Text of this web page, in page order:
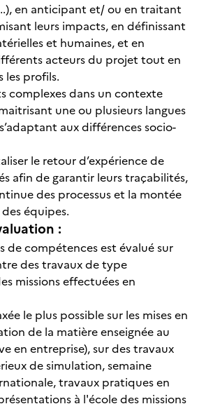
en anticipant et/ ou en traitant
leurs impacts, en définissant
et humaines, et en
acteurs du projet tout en
les profils.
complexes dans un contexte
une ou plusieurs langues
aux différences socio-
le retour d’expérience de
afin de garantir leurs traçabilités,
des processus et la montée
équipes.
:
de compétences est évalué sur
des travaux de type
missions effectuées en
le plus possible sur les mises en
de la matière enseignée au
en entreprise), sur des travaux
de simulation, semaine
travaux pratiques en
à l'école des missions